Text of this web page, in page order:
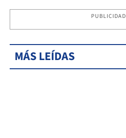
PUBLICIDAD
MÁS LEÍDAS